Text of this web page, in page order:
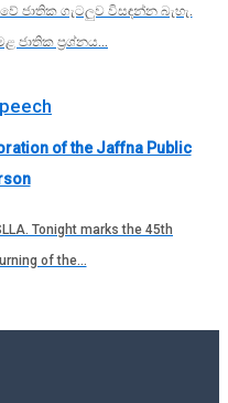
ජාතික ගැටලුව විසඳන්න බැහැ.
ජාතික ප්‍රශ්නය…
of the Jaffna Public
Tonight marks the 45th
of the…